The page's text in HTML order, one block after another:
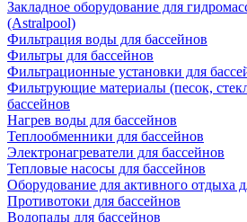
Закладное оборудование для
(Astralpool)
Фильтрация воды для бассейнов
Фильтры для бассейнов
Фильтрационные установки для
Фильтрующие материалы (песок,
бассейнов
Нагрев воды для бассейнов
Теплообменники для бассейнов
Электронагреватели для бассейнов
Тепловые насосы для бассейнов
Оборудование для активного отдыха
Противотоки для бассейнов
Водопады для бассейнов